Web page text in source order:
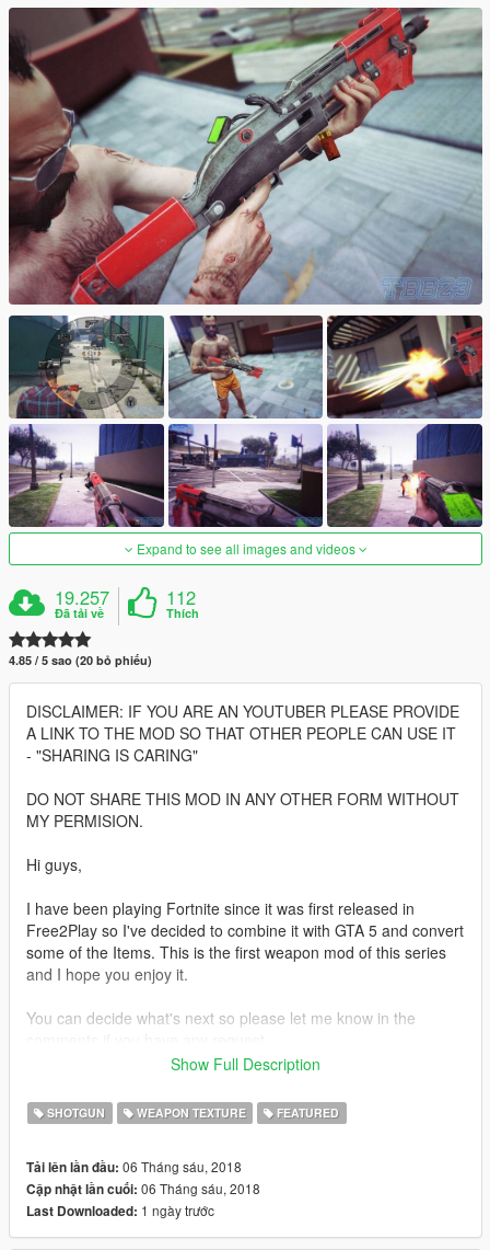
Expand to see all images and videos
19.257
Đã tải về
112
Thích
4.85 / 5 sao (20 bỏ phiếu)
DISCLAIMER: IF YOU ARE AN YOUTUBER PLEASE PROVIDE
A LINK TO THE MOD SO THAT OTHER PEOPLE CAN USE IT
- "SHARING IS CARING"
DO NOT SHARE THIS MOD IN ANY OTHER FORM WITHOUT
MY PERMISION.
Hi guys,
I have been playing Fortnite since it was first released in
Free2Play so I've decided to combine it with GTA 5 and convert
some of the Items. This is the first weapon mod of this series
and I hope you enjoy it.
You can decide what's next so please let me know in the
redone but it can be used as is.
+------------------------------------------------------------------------------
How to install:
1. Copy the files from folder Weapon to the following location:
Show Full Description
SHOTGUN WEAPON TEXTURE FEATURED
Tải lên lần đầu: 06 Tháng sáu, 2018
Cập nhật lần cuối: 06 Tháng sáu, 2018
Last Downloaded: 1 ngày trước